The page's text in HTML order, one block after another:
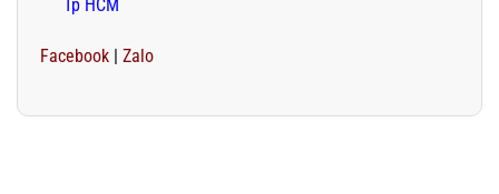
Tp HCM
Facebook | Zalo